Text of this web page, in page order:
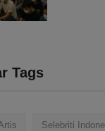
Tags
Selebriti